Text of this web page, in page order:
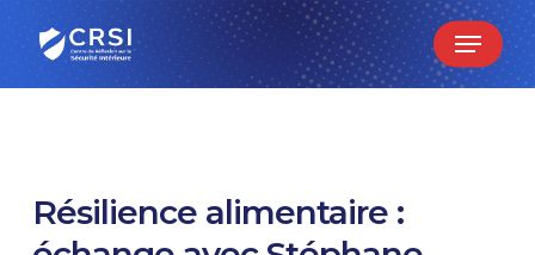
Skip
to
main
Menu
Résilience alimentaire :